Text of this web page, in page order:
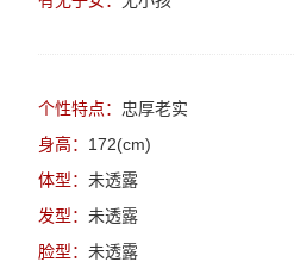
个性特点： 忠厚老实
身高： 172(cm)
体型： 未透露
发型： 未透露
脸型： 未透露